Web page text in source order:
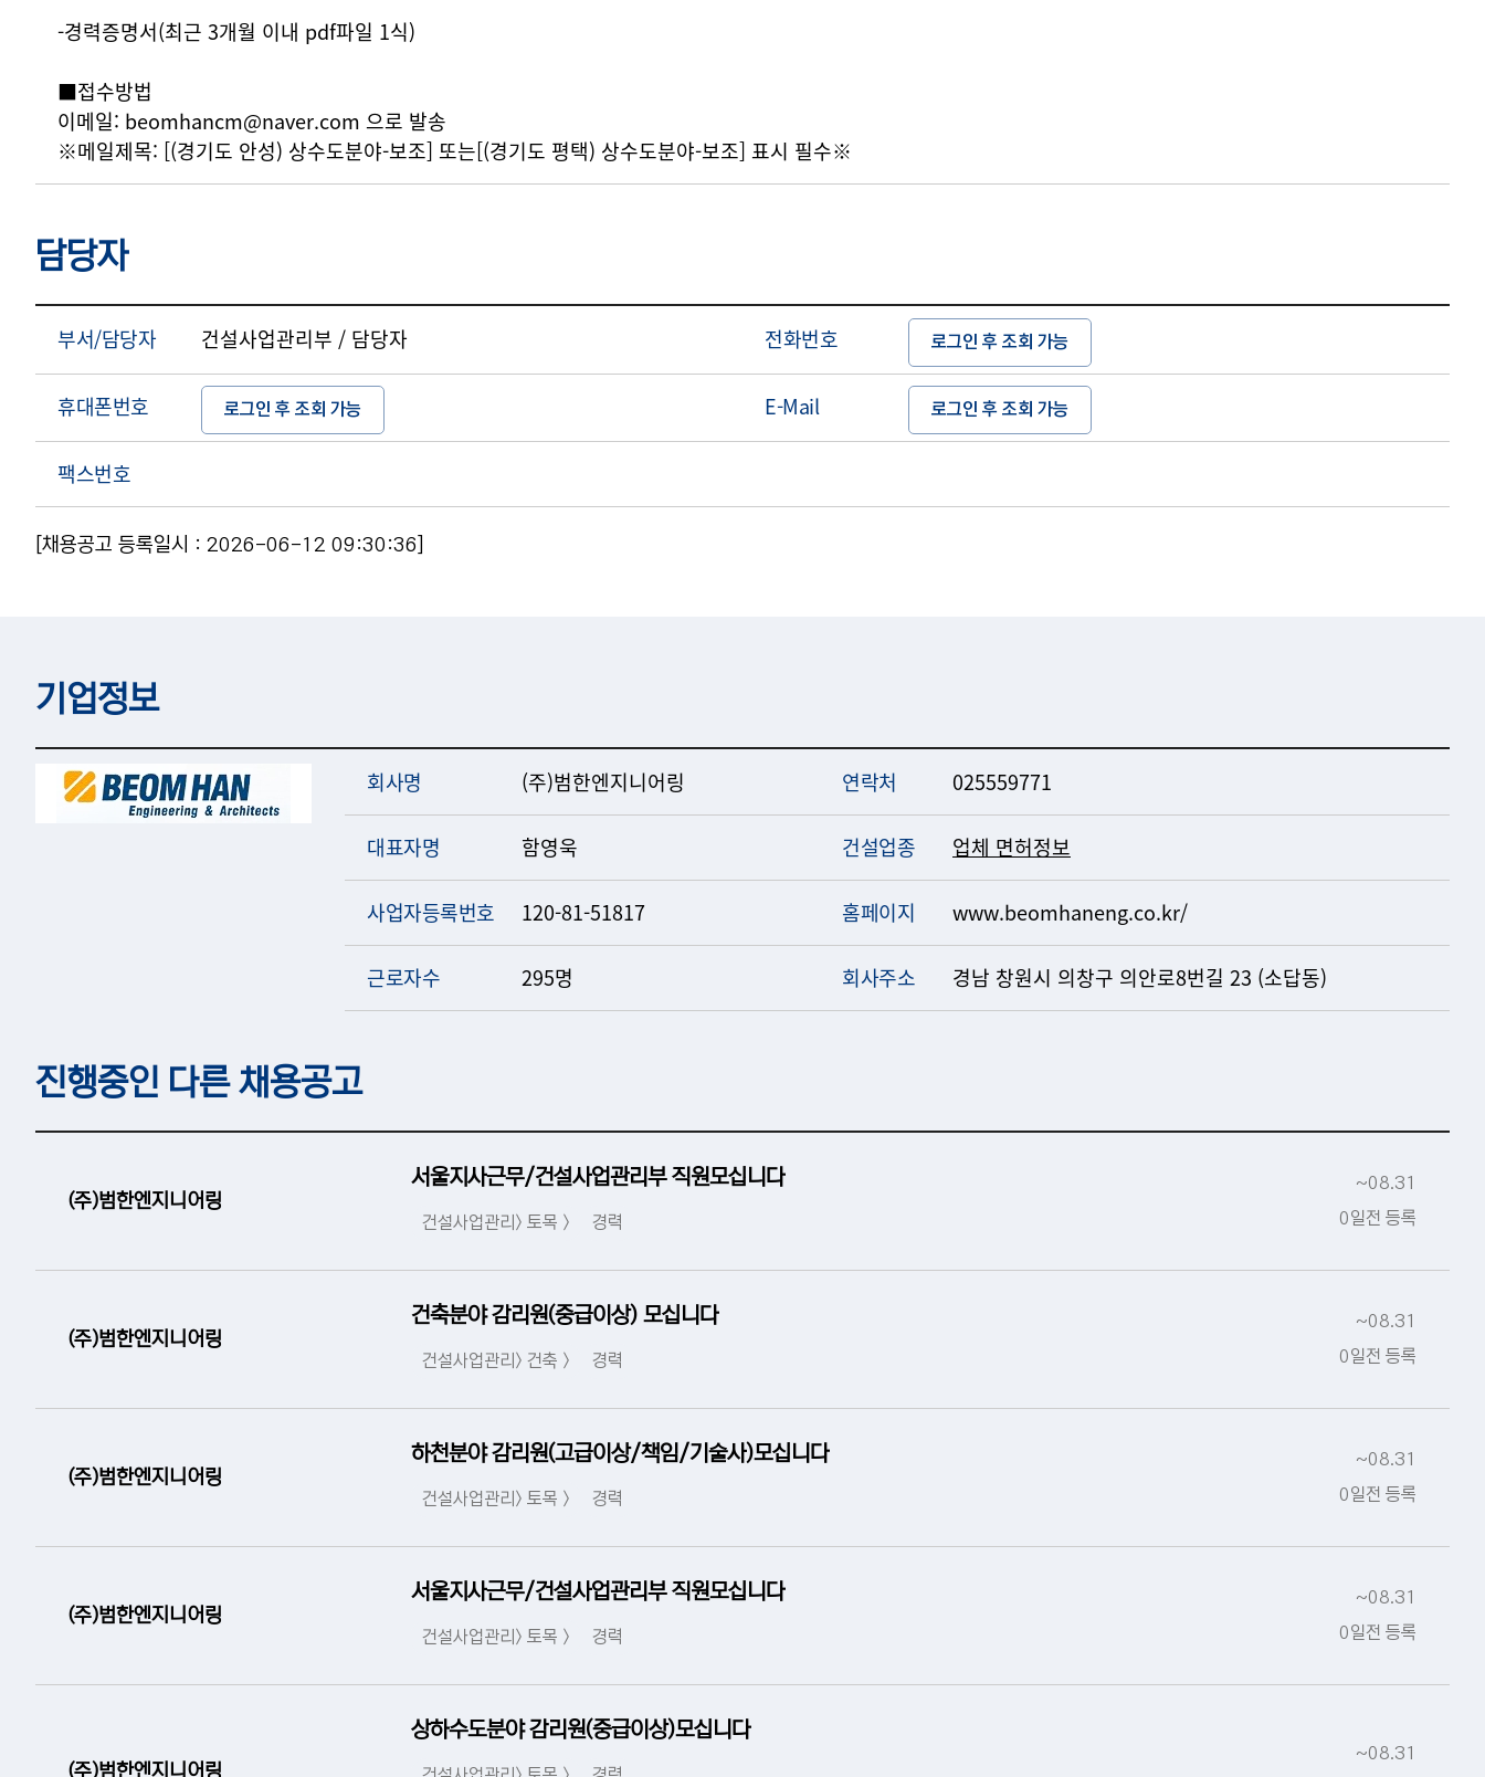
-경력증명서(최근 3개월 이내 pdf파일 1식)
■접수방법
이메일: beomhancm@naver.com 으로 발송
※메일제목: [(경기도 안성) 상수도분야-보조] 또는[(경기도 평택) 상수도분야-보조] 표시 필수※
담당자
부서/담당자 건설사업관리부 / 담당자 전화번호 로그인 후 조회 가능
휴대폰번호 로그인 후 조회 가능 E-Mail 로그인 후 조회 가능
팩스번호
[채용공고 등록일시 : 2026-06-12 09:30:36]
기업정보
회사명 (주)범한엔지니어링 연락처 025559771
대표자명 함영욱 건설업종 업체 면허정보
사업자등록번호 120-81-51817 홈페이지 www.beomhaneng.co.kr/
근로자수 295명 회사주소 경남 창원시 의창구 의안로8번길 23 (소답동)
진행중인 다른 채용공고
(주)범한엔지니어링
서울지사근무/건설사업관리부 직원모십니다
건설사업관리> 토목 > 경력
~08.31
0일전 등록
(주)범한엔지니어링
건축분야 감리원(중급이상) 모십니다
건설사업관리> 건축 > 경력
~08.31
0일전 등록
(주)범한엔지니어링
하천분야 감리원(고급이상/책임/기술사)모십니다
건설사업관리> 토목 > 경력
~08.31
0일전 등록
(주)범한엔지니어링
서울지사근무/건설사업관리부 직원모십니다
건설사업관리> 토목 > 경력
~08.31
0일전 등록
(주)범한엔지니어링
상하수도분야 감리원(중급이상)모십니다
~08.31